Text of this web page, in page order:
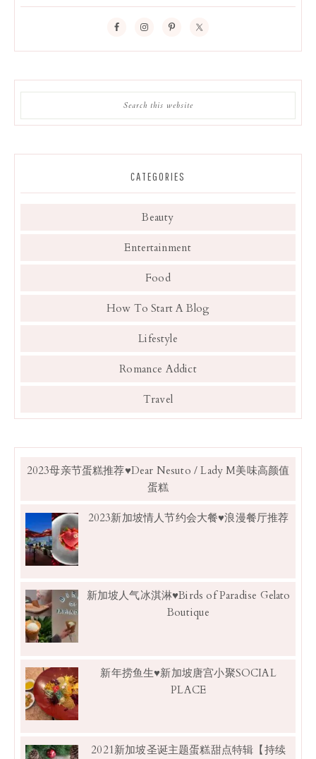
CATEGORIES
Beauty
Entertainment
Food
How To Start A Blog
Lifestyle
Romance Addict
Travel
2023母亲节蛋糕推荐♥Dear Nesuto / Lady M美味高颜值
蛋糕
2023新加坡情人节约会大餐♥浪漫餐厅推荐
新加坡人气冰淇淋♥Birds of Paradise Gelato
Boutique
新年捞鱼生♥新加坡唐宫小聚SOCIAL
PLACE
2021新加坡圣诞主题蛋糕甜点特辑【持续